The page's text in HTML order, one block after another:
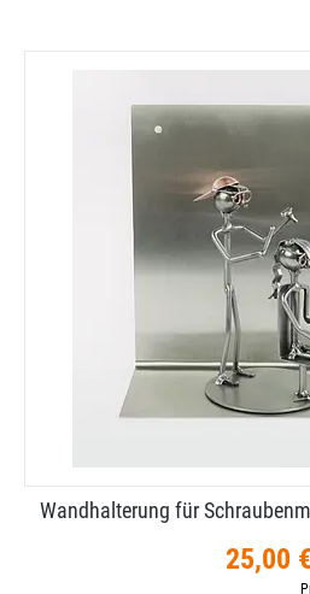
Wandhalterung für
25,00 €